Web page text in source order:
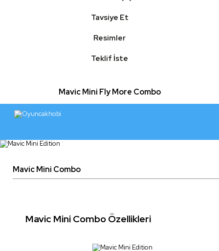
Tavsiye Et
Resimler
Teklif İste
Mavic Mini Fly More Combo
Mavic Mini Combo
Mavic Mini Combo Özellikleri